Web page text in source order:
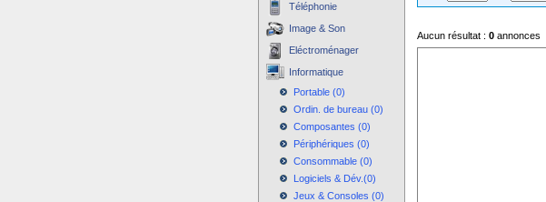
Téléphonie
Image & Son
Eléctroménager
Informatique
Portable (0)
Ordin. de bureau (0)
Composantes (0)
Périphériques (0)
Consommable (0)
Logiciels & Dév.(0)
Jeux & Consoles (0)
Aucun résultat : 0annonces